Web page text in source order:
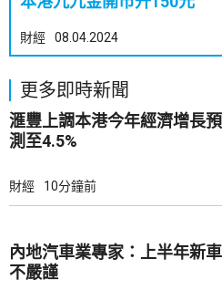
財經 08.04.2024
更多即時新聞
滙豐上調本港今年經濟增長預
測至4.5%
財經 10分鐘前
內地汽車業專家：上半年新
不嚴謹